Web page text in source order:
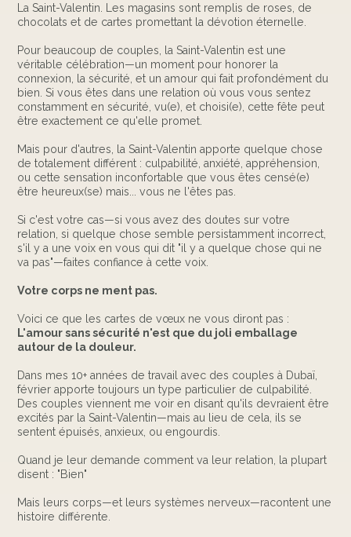
La Saint-Valentin. Les magasins sont remplis de roses, de
chocolats et de cartes promettant la dévotion éternelle.
Pour beaucoup de couples, la Saint-Valentin est une
véritable célébration—un moment pour honorer la
connexion, la sécurité, et un amour qui fait profondément du
bien. Si vous êtes dans une relation où vous vous sentez
constamment en sécurité, vu(e), et choisi(e), cette fête peut
être exactement ce qu'elle promet.
Mais pour d'autres, la Saint-Valentin apporte quelque chose
de totalement différent : culpabilité, anxiété, appréhension,
ou cette sensation inconfortable que vous êtes censé(e)
être heureux(se) mais... vous ne l'êtes pas.
Si c'est votre cas—si vous avez des doutes sur votre
relation, si quelque chose semble persistamment incorrect,
s'il y a une voix en vous qui dit "il y a quelque chose qui ne
va pas"—faites confiance à cette voix.
Votre corps ne ment pas.
Voici ce que les cartes de vœux ne vous diront pas :
L'amour sans sécurité n'est que du joli emballage
autour de la douleur.
Dans mes 10+ années de travail avec des couples à Dubaï,
février apporte toujours un type particulier de culpabilité.
Des couples viennent me voir en disant qu'ils devraient être
excités par la Saint-Valentin—mais au lieu de cela, ils se
sentent épuisés, anxieux, ou engourdis.
Quand je leur demande comment va leur relation, la plupart
disent : "Bien"
Mais leurs corps—et leurs systèmes nerveux—racontent une
histoire différente.